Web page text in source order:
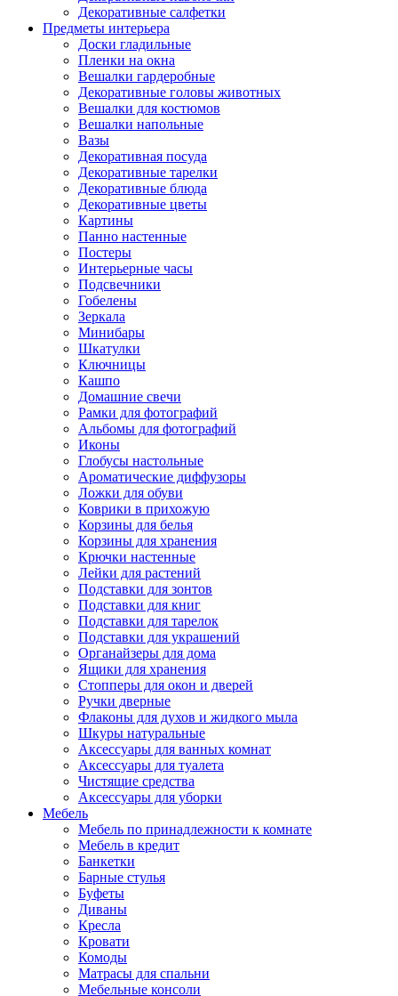
Декоративные салфетки
Предметы интерьера
Доски гладильные
Пленки на окна
Вешалки гардеробные
Декоративные головы животных
Вешалки для костюмов
Вешалки напольные
Вазы
Декоративная посуда
Декоративные тарелки
Декоративные блюда
Декоративные цветы
Картины
Панно настенные
Постеры
Интерьерные часы
Подсвечники
Гобелены
Зеркала
Минибары
Шкатулки
Ключницы
Кашпо
Домашние свечи
Рамки для фотографий
Альбомы для фотографий
Иконы
Глобусы настольные
Ароматические диффузоры
Ложки для обуви
Коврики в прихожую
Корзины для белья
Корзины для хранения
Крючки настенные
Лейки для растений
Подставки для зонтов
Подставки для книг
Подставки для тарелок
Подставки для украшений
Органайзеры для дома
Ящики для хранения
Стопперы для окон и дверей
Ручки дверные
Флаконы для духов и жидкого мыла
Шкуры натуральные
Аксессуары для ванных комнат
Аксессуары для туалета
Чистящие средства
Аксессуары для уборки
Мебель
Мебель по принадлежности к комнате
Мебель в кредит
Банкетки
Барные стулья
Буфеты
Диваны
Кресла
Кровати
Комоды
Матрасы для спальни
Мебельные консоли